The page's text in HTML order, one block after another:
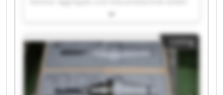
Hartner Aggregate und Industrietechnik GmbH
Hartner Aggregate und Industrietechnik GmbH
Hartner Aggregate und Industrietechnik GmbH
Hartner Aggregate und Industrietechnik GmbH
Hartner Aggregate und Industrietechnik GmbH
Hartner Aggregate und Industrietechnik GmbH
Hartner Aggregate und Industrietechnik GmbH
Listing